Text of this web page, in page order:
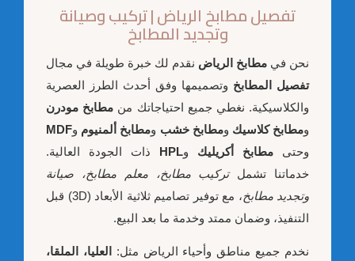
تفصيل مطابخ الرياض | تركيب وصيانة
وتجديد المطابخ
نحن في مطابخ الرياض نقدم لك خبرة طويلة في مجال
تفصيل المطابخ وتصميمها وفق أحدث الطرز العصرية
والكلاسيكية. نغطي جميع احتياجاتك من مطابخ مودرن
ومطابخ كلاسيك ومطابخ خشب ومطابخ ألمنيوم وMDF
وحتى مطابخ أكريليك وHPL ذات الجودة العالية.
خدماتنا تشملتركيب مطابخ، معلم مطابخ، صيانة
وتجديد مطابخ
، مع توفير تصاميم ثلاثية الأبعاد (3D) قبل
التنفيذ، وضمان ممتد وخدمة ما بعد البيع.
نخدم جميع مناطق وأحياء الرياض مثل:
العليا، الملقا،